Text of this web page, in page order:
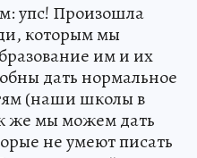
упс! Произошла
которым мы
им и их
дать нормальное
(наши школы в
же мы можем дать
не умеют писать